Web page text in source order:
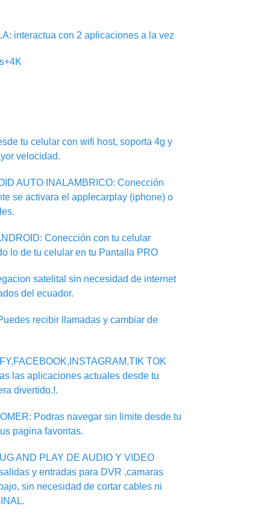
interactua con 2 aplicaciones a la vez
tu celular con wifi host, soporta 4g y
velocidad.
AUTO INALAMBRICO: Conección
se activara el applecarplay (iphone) o
Conección con tu celular
lo de tu celular en tu Pantalla PRO
satelital sin necesidad de internet
del ecuador.
recibir llamadas y cambiar de
TOK
las aplicaciones actuales desde tu
divertido.!.
Podras navegar sin limite desde tu
pagina favoritas.
AND PLAY DE AUDIO Y VIDEO
y entradas para DVR ,camaras
sin necesidad de cortar cables ni